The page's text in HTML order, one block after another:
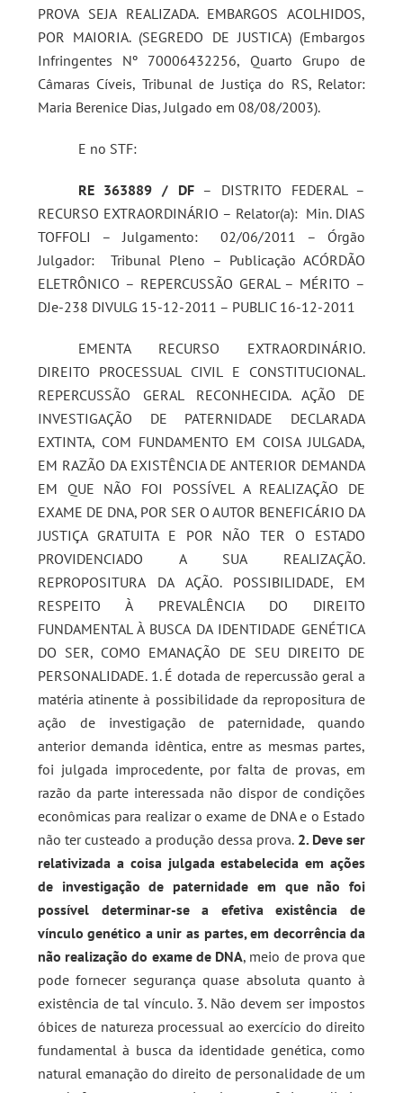
PROVA SEJA REALIZADA. EMBARGOS ACOLHIDOS,
POR MAIORIA. (SEGREDO DE JUSTICA) (Embargos
Infringentes Nº 70006432256, Quarto Grupo de
Câmaras Cíveis, Tribunal de Justiça do RS, Relator:
Maria Berenice Dias, Julgado em 08/08/2003).
E no STF:
RE 363889 / DF– DISTRITO FEDERAL –
RECURSO EXTRAORDINÁRIO – Relator(a): Min. DIAS
TOFFOLI – Julgamento: 02/06/2011 – Órgão
Julgador: Tribunal Pleno – Publicação ACÓRDÃO
ELETRÔNICO – REPERCUSSÃO GERAL – MÉRITO –
DJe-238 DIVULG 15-12-2011 – PUBLIC 16-12-2011
EMENTA RECURSO EXTRAORDINÁRIO.
DIREITO PROCESSUAL CIVIL E CONSTITUCIONAL.
REPERCUSSÃO GERAL RECONHECIDA. AÇÃO DE
INVESTIGAÇÃO DE PATERNIDADE DECLARADA
EXTINTA, COM FUNDAMENTO EM COISA JULGADA,
EM RAZÃO DA EXISTÊNCIA DE ANTERIOR DEMANDA
EM QUE NÃO FOI POSSÍVEL A REALIZAÇÃO DE
EXAME DE DNA, POR SER O AUTOR BENEFICÁRIO DA
JUSTIÇA GRATUITA E POR NÃO TER O ESTADO
PROVIDENCIADO A SUA REALIZAÇÃO.
REPROPOSITURA DA AÇÃO. POSSIBILIDADE, EM
RESPEITO À PREVALÊNCIA DO DIREITO
FUNDAMENTAL À BUSCA DA IDENTIDADE GENÉTICA
DO SER, COMO EMANAÇÃO DE SEU DIREITO DE
PERSONALIDADE. 1. É dotada de repercussão geral a
matéria atinente à possibilidade da repropositura de
ação de investigação de paternidade, quando
anterior demanda idêntica, entre as mesmas partes,
foi julgada improcedente, por falta de provas, em
razão da parte interessada não dispor de condições
econômicas para realizar o exame de DNA e o Estado
não ter custeado a produção dessa prova. 2. Deve ser
relativizada a coisa julgada estabelecida em ações
de investigação de paternidade em que não foi
possível determinar-se a efetiva existência de
vínculo genético a unir as partes, em decorrência da
não realização do exame de DNA, meio de prova que
pode fornecer segurança quase absoluta quanto à
existência de tal vínculo. 3. Não devem ser impostos
óbices de natureza processual ao exercício do direito
fundamental à busca da identidade genética, como
natural emanação do direito de personalidade de um